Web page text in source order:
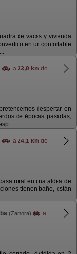
de vacas y vivienda
en un confortable
a 23,9 km de
despertar en
de épocas pasadas,
...
a 24,1 km de
rural en una aldea de
tienen baño, están
(Zamora)
a